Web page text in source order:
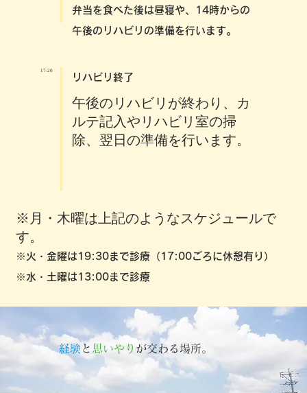
弁当を食べた後は昼寝や、14時からの
午後のリハビリの準備を行います。
17:20
リハビリ終了
午後のリハビリが終わり、カ
ルテ記入やリハビリ室の掃
除、翌日の準備を行います。
※月・木曜は上記のようなスケジュールで
す。
※火・金曜は19:30まで診療（17:00ごろに休憩有り）
※水・土曜は13:00まで診療
経験と 思いやり が交わる場所。